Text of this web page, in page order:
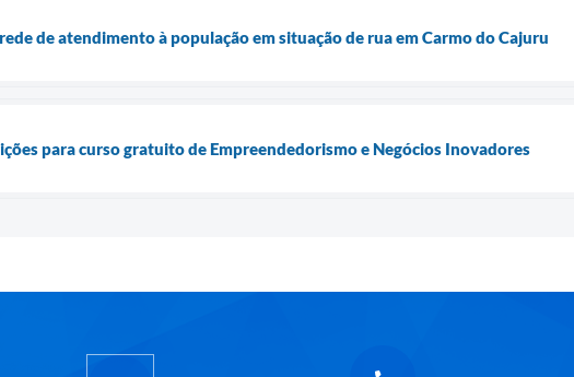
de atendimento à população em situação de rua em Carmo do Cajuru
para curso gratuito de Empreendedorismo e Negócios Inovadores